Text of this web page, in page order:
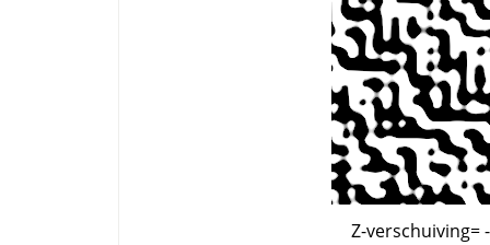
Z-verschuiving=